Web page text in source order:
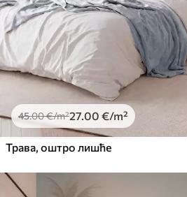
45.00€/m²27.00 €/m²
Трава, оштро лишће